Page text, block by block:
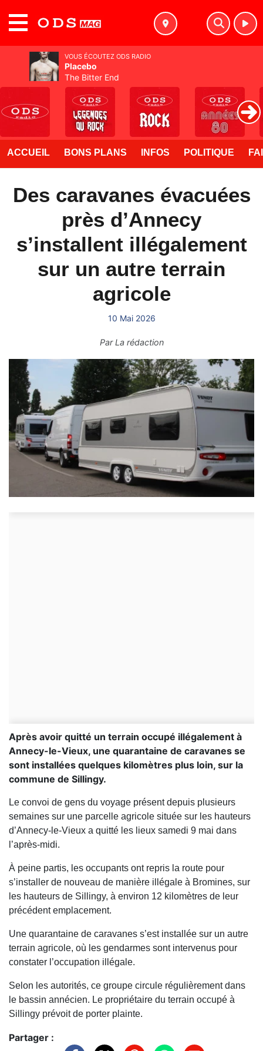
ACCUEIL BONS PLANS INFOS POLITIQUE
Des caravanes évacuées
près d’Annecy
s’installent illégalement
sur un autre terrain
agricole
10 Mai 2026
ParLa rédaction
Après avoir quitté un terrain occupé illégalement à
Annecy-le-Vieux, une quarantaine de caravanes se
sont installées quelques kilomètres plus loin, sur la
commune de Sillingy.
Le convoi de gens du voyage présent depuis plusieurs
semaines sur une parcelle agricole située sur les hauteurs
d’Annecy-le-Vieux a quitté les lieux samedi 9 mai dans
l’après-midi.
À peine partis, les occupants ont repris la route pour
s’installer de nouveau de manière illégale à Bromines, sur
les hauteurs de Sillingy, à environ 12 kilomètres de leur
précédent emplacement.
Une quarantaine de caravanes s’est installée sur un autre
terrain agricole, où les gendarmes sont intervenus pour
constater l’occupation illégale.
Selon les autorités, ce groupe circule régulièrement dans
le bassin annécien. Le propriétaire du terrain occupé à
Sillingy prévoit de porter plainte.
Partager :
VOUS ÉCOUTEZ ODS RADIO
Placebo
The Bitter End